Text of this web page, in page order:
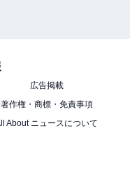
広告掲載
著作権・商標・免責事項
About ニュースについて